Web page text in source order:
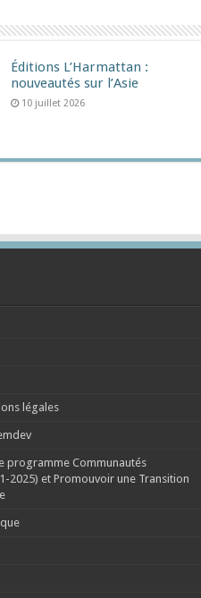
Éditions L’Harmattan :
nouveautés sur l’Asie
10 juillet 2026
légales
programme Communautés
2025) et Promouvoir une Transition